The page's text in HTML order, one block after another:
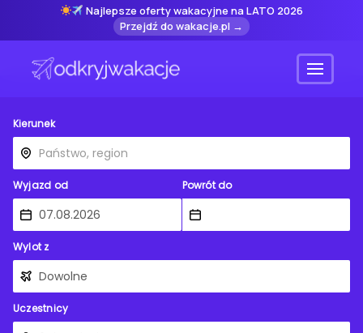
Najlepsze oferty wakacyjne na LATO 2026
Przejdź do wakacje.pl →
Menu
Kierunek
Wyjazd od Powrót do
Wylot z
Uczestnicy